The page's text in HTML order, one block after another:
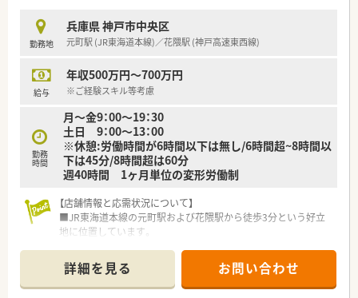
・転居や留学の予定があり、期間を区切って働きたい方
・高時給で効率的に働きたい方
また、非公開の派遣求人もありますのでご希望に合わせてご紹介
いたします！
合わせください☆
勤務地
兵庫県 神戸市中央区
元町駅 (JR東海道本線)／花隈駅 (神戸高速東西線)
給与
年収500万円～700万円
※ご経験スキル等考慮
勤務
時間
月～金9：00～19：30
土日 9：00～13：00
※休憩:労働時間が6時間以下は無し/6時間超~8時間以
下は45分/8時間超は60分
週40時間 1ヶ月単位の変形労働制
【店舗情報と応需状況について】
■JR東海道本線の元町駅および花隈駅から徒歩3分という好立
地に位置しています。
ら40枚応需します。
■薬剤師3名に加えて事務員も配置されており、枚数に対して手
厚い人員体制です。
詳細を見る お問い合わせ